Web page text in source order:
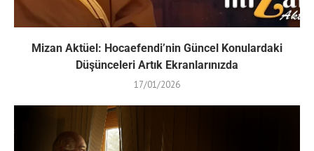
Mizan Aktüel: Hocaefendi’nin Güncel Konulardaki
Düşünceleri Artık Ekranlarınızda
17/01/2026